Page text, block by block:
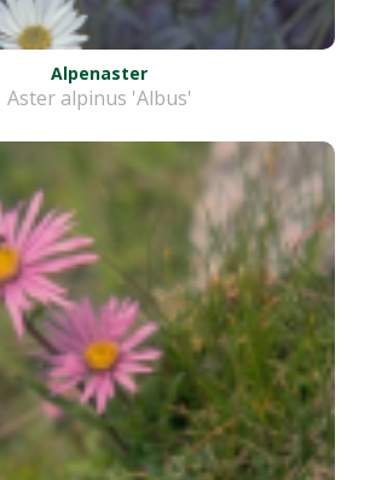
Alpenaster
Aster alpinus 'Albus'